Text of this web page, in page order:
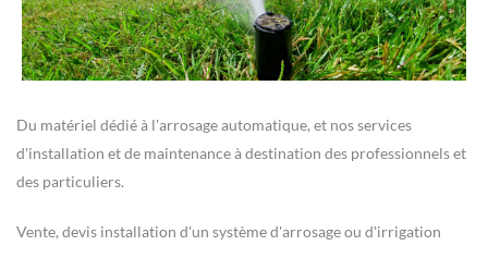
Du matériel dédié à l'arrosage automatique, et nos services
d'installation et de maintenance à destination des professionnels et
des particuliers.
Vente, devis installation d'un système d'arrosage ou d'irrigation